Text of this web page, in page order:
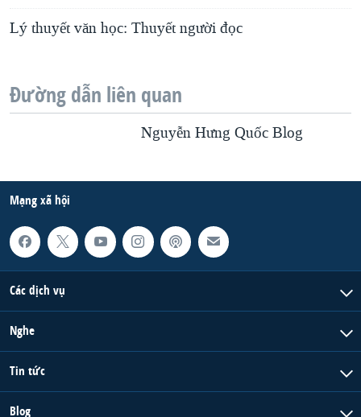
Lý thuyết văn học: Thuyết người đọc
Đường dẫn liên quan
Nguyễn Hưng Quốc Blog
Mạng xã hội
Các dịch vụ
Nghe
Tin tức
Blog